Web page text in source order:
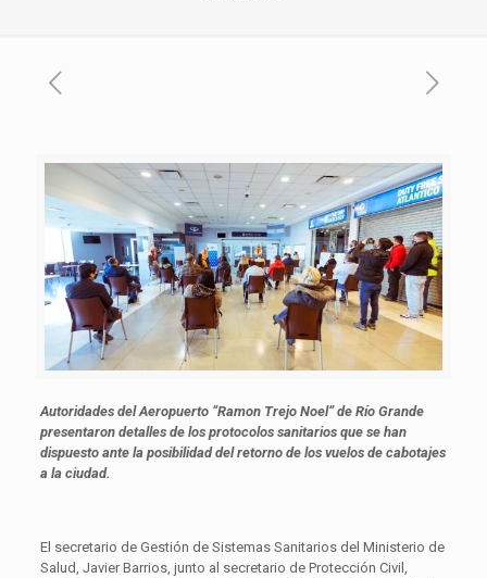
Autoridades del Aeropuerto “Ramon Trejo Noel” de Río Grande
presentaron detalles de los protocolos sanitarios que se han
dispuesto ante la posibilidad del retorno de los vuelos de cabotajes
a la ciudad.
El secretario de Gestión de Sistemas Sanitarios del Ministerio de
Salud, Javier Barrios, junto al secretario de Protección Civil,